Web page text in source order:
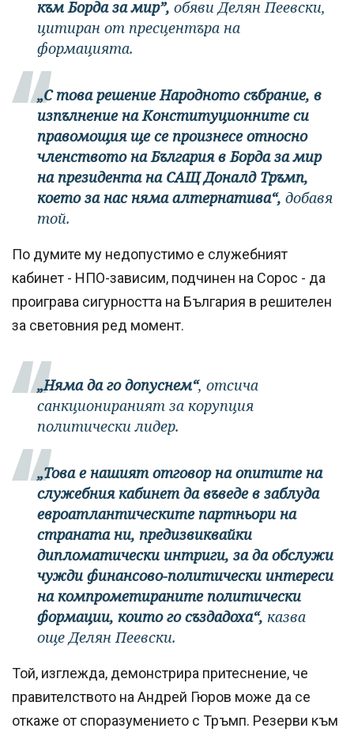
към Борда за мир”, обяви Делян Пеевски,
цитиран от пресцентъра на
формацията.
„С това решение Народното събрание, в
изпълнение на Конституционните си
правомощия ще се произнесе относно
членството на България в Борда за мир
на президента на САЩ Доналд Тръмп,
което за нас няма алтернатива“, добавя
той.
По думите му недопустимо е служебният
кабинет - НПО-зависим, подчинен на Сорос - да
проиграва сигурността на България в решителен
за световния ред момент.
„Няма да го допуснем“, отсича
санкционираният за корупция
политически лидер.
„Това е нашият отговор на опитите на
служебния кабинет да въведе в заблуда
евроатлантическите партньори на
страната ни, предизвиквайки
дипломатически интриги, за да обслужи
чужди финансово-политически интереси
на компрометираните политически
формации, които го създадоха“, казва
още Делян Пеевски.
Той, изглежда, демонстрира притеснение, че
правителството на Андрей Гюров може да се
откаже от споразумението с Тръмп. Резерви към